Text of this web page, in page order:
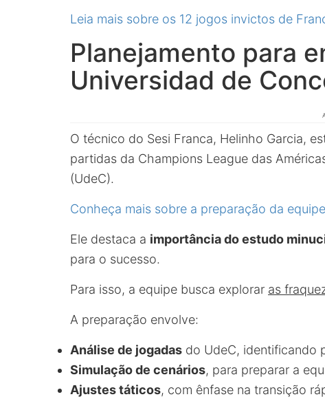
Leia mais sobre os 12 jogos invictos de
Planejamento para
Universidad de
O técnico do Sesi Franca, Helinho Garcia,
partidas da Champions League das
(UdeC).
Conheça mais sobre a preparação da equipe
Ele destaca a importância do estudo
para o sucesso.
Para isso, a equipe busca explorar as
A preparação envolve:
Análise de jogadas do UdeC, identificando
Simulação de cenários, para preparar a
Ajustes táticos, com ênfase na transição